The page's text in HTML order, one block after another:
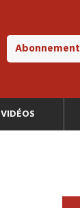
Abonnement
VIDÉOS